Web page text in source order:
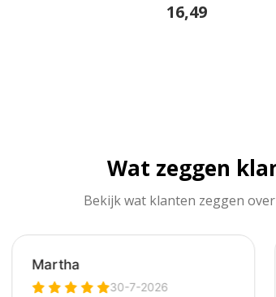
16,49
Wat zeggen
Bekijk wat klanten zeggen